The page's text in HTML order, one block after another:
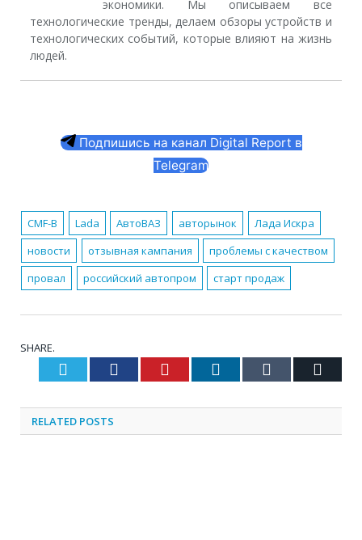
экономики. Мы описываем все
технологические тренды, делаем обзоры устройств и
технологических событий, которые влияют на жизнь
людей.
Подпишись на канал Digital Report в
Telegram
CMF-B Lada АвтоВАЗ авторынок
Лада Искра
новости
отзывная кампания
проблемы с качеством
провал
российский автопром старт продаж
SHARE.
Twitter Facebook Pinterest LinkedIn Tumblr
RELATED POSTS